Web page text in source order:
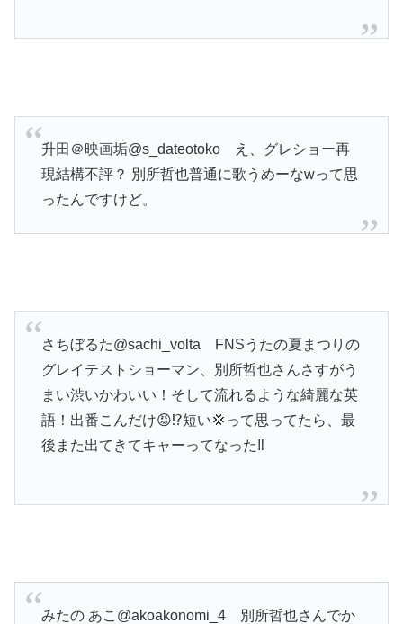
升田＠映画垢@s_dateotoko
え、グレショー再
現結構不評？ 別所哲也普通に歌うめーなwって思
ったんですけど。
さちぼるた@sachi_volta FNSうたの夏まつりの
グレイテストショーマン、別所哲也さんさすがう
まい渋いかわいい！そして流れるような綺麗な英
語！出番こんだけ😡⁉️短い💢って思ってたら、最
後また出てきてキャーってなった‼️
みたの あこ@akoakonomi_4
別所哲也さんでか